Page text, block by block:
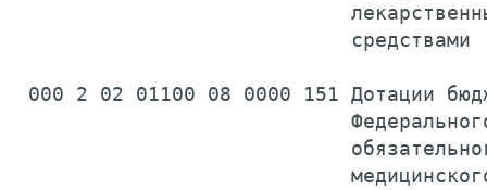
средствами
000 2 02 01100 08 0000 151 Дотации